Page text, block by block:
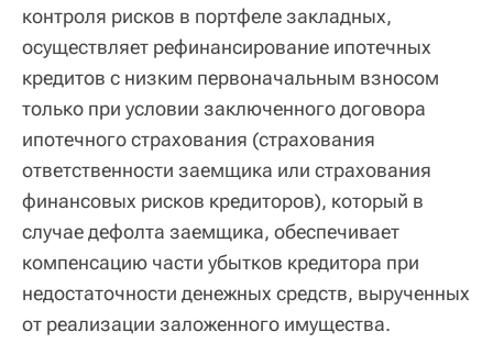
контроля рисков в портфеле закладных,
осуществляет рефинансирование ипотечных
кредитов с низким первоначальным взносом
только при условии заключенного договора
ипотечного страхования (страхования
ответственности заемщика или страхования
финансовых рисков кредиторов), который в
случае дефолта заемщика, обеспечивает
компенсацию части убытков кредитора при
недостаточности денежных средств, вырученных
от реализации заложенного имущества.